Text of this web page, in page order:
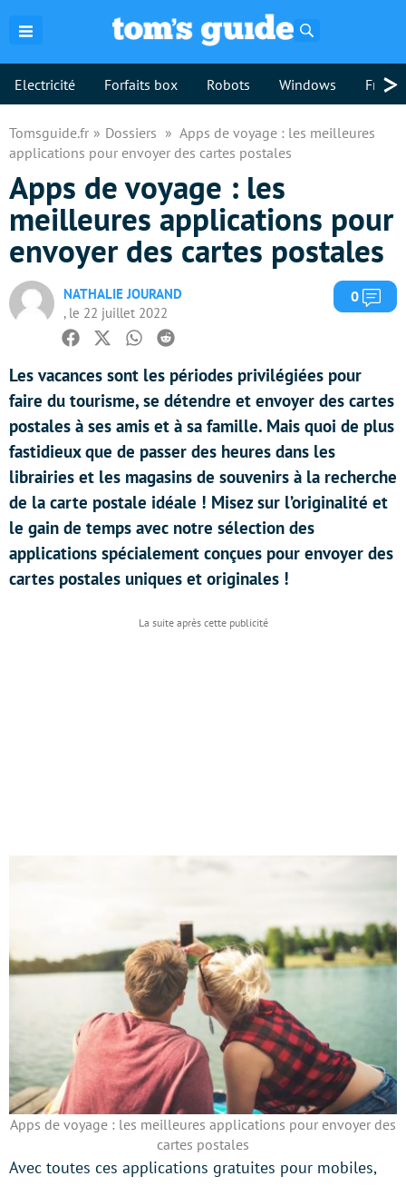
Electricité Forfaits box Robots Windows >
Tomsguide.fr Dossiers
Apps de voyage : les meilleures
applications pour envoyer des cartes postales
Apps de voyage : les
meilleures applications pour
envoyer des cartes postales
NATHALIE JOURAND
, le 22 juillet 2022
0
Facebook
TwitterWhatsapp
Reddit
Les vacances sont les périodes privilégiées pour
faire du tourisme, se détendre et envoyer des cartes
postales à ses amis et à sa famille. Mais quoi de plus
fastidieux que de passer des heures dans les
librairies et les magasins de souvenirs à la recherche
de la carte postale idéale ! Misez sur l’originalité et
le gain de temps avec notre sélection des
applications spécialement conçues pour envoyer des
cartes postales uniques et originales !
Apps de voyage : les meilleures applications pour envoyer des
cartes postales
Avec toutes ces applications gratuites pour mobiles,